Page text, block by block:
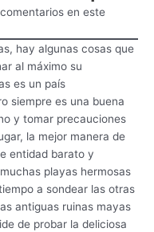
en este
hay algunas cosas que
al máximo su
es un país
siempre es una buena
y tomar precauciones
la mejor manera de
entidad barato y
playas hermosas
a sondear las otras
antiguas ruinas mayas
de probar la deliciosa